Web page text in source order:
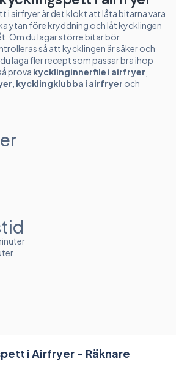
i airfryer är det klokt att låta bitarna vara
ytan före kryddning och låt kycklingen
Om du lagar större bitar bör
så att kycklingen är säker och
laga fler recept som passar bra ihop
prova kycklinginnerfile i airfryer
kycklingklubba i airfryer och
i Airfryer - Räknare